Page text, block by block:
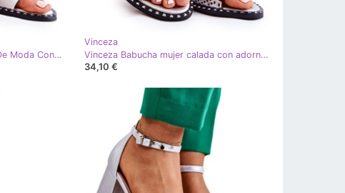
Vinceza Pantuflas De Mujer De Moda Con Emblema Miquel Plateado plata
Vinceza
Vinceza Babucha mujer calada con adorno rizo plateado plata
34,10 €